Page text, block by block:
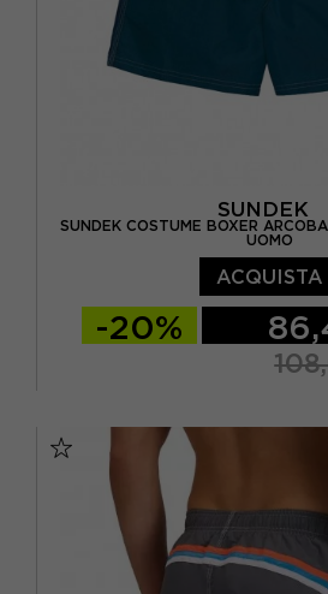
SUNDEK
SUNDEK COSTUME BOXER
UOMO
ACQUISTA
-20%